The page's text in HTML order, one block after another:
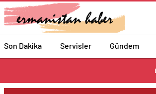
Son Dakika Servisler Gündem